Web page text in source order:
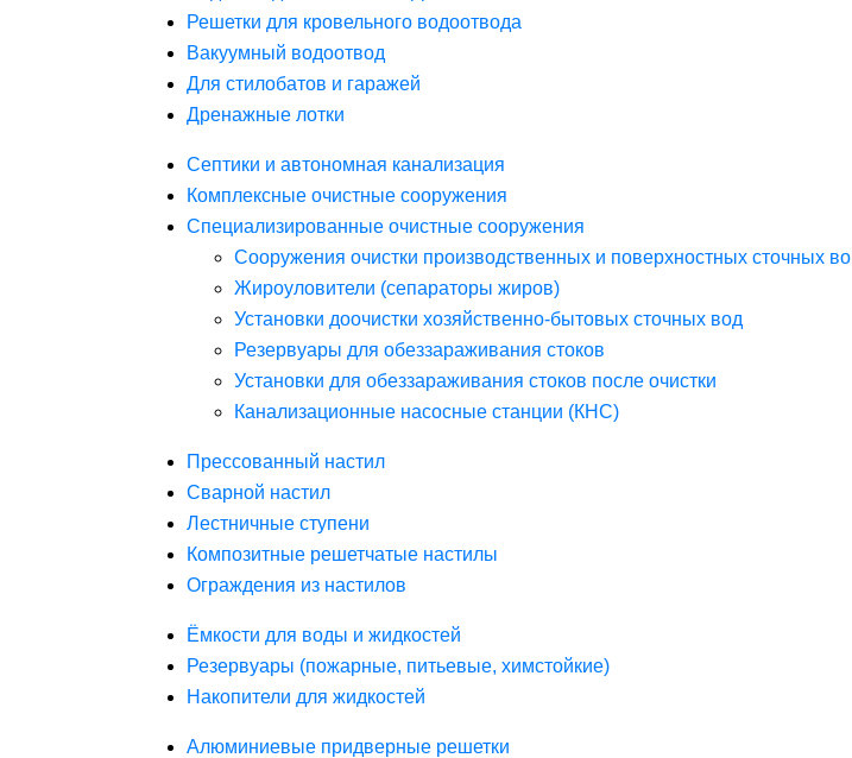
Решетки для кровельного водоотвода
Вакуумный водоотвод
Для стилобатов и гаражей
Дренажные лотки
Септики и автономная канализация
Комплексные очистные сооружения
Специализированные очистные сооружения
Сооружения очистки производственных и поверхностных сточных во
Жироуловители (сепараторы жиров)
Установки доочистки хозяйственно-бытовых сточных вод
Резервуары для обеззараживания стоков
Установки для обеззараживания стоков после очистки
Канализационные насосные станции (КНС)
Прессованный настил
Сварной настил
Лестничные ступени
Композитные решетчатые настилы
Ограждения из настилов
Ёмкости для воды и жидкостей
Резервуары (пожарные, питьевые, химстойкие)
Накопители для жидкостей
Алюминиевые придверные решетки